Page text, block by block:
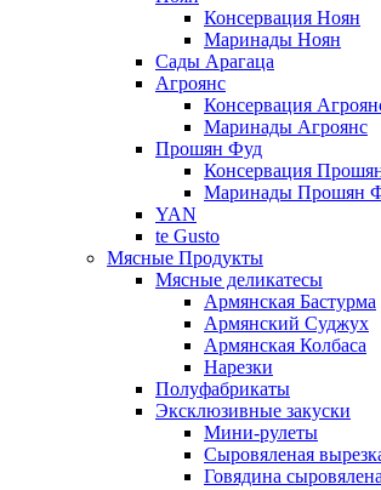
Консервация Ноян
Маринады Ноян
Сады Арагаца
Агроянс
Консервация
Маринады Агроянс
Прошян Фуд
Консервация
Маринады Прошян
YAN
te Gusto
Мясные Продукты
Мясные деликатесы
Армянская Бастурма
Армянский Суджух
Армянская Колбаса
Нарезки
Полуфабрикаты
Эксклюзивные закуски
Мини-рулеты
Сыровяленая
Говядина